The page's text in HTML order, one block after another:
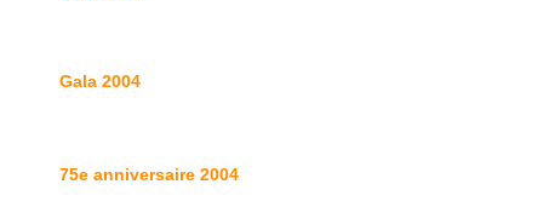
Gala 2004
75e anniversaire 2004